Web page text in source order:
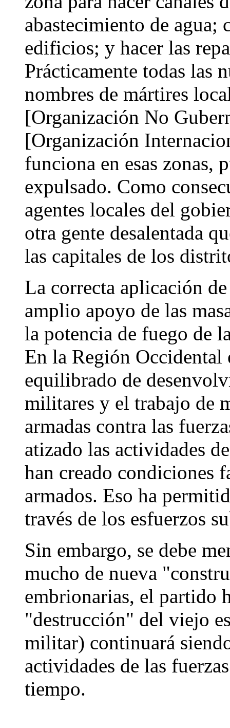
abastecimiento de agua;
edificios; y hacer las
Prácticamente todas las
nombres de mártires
[Organización No
[Organización
funciona en esas zonas,
expulsado. Como
agentes locales del
otra gente desalentada
las capitales de los
La correcta aplicación
amplio apoyo de las
la potencia de fuego de
En la Región
equilibrado de
militares y el trabajo de
armadas contra las
atizado las actividades
han creado condiciones
armados. Eso ha
través de los esfuerzos
Sin embargo, se debe
mucho de nueva
embrionarias, el partido
"destrucción" del viejo
militar) continuará
actividades de las
tiempo.